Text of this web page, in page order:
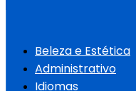
Beleza e Estética
Administrativo
Idiomas